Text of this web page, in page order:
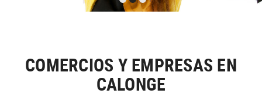
COMERCIOS Y EMPRESAS EN
CALONGE